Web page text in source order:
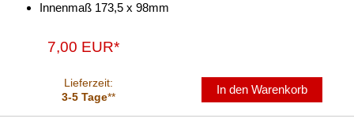
Innenmaß 173,5 x 98mm
7,00 EUR*
Lieferzeit:
3-5 Tage**
In den Warenkorb